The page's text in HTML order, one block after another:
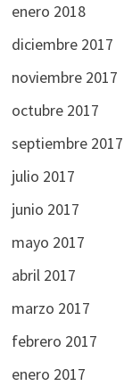
enero 2018
diciembre 2017
noviembre 2017
octubre 2017
septiembre 2017
julio 2017
junio 2017
mayo 2017
abril 2017
marzo 2017
febrero 2017
enero 2017